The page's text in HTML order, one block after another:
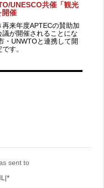
UNESCO共催「観光
開催
来年度APTECの賛助加
が開催されることにな
・UNWTOと連携して開
す。
sent to